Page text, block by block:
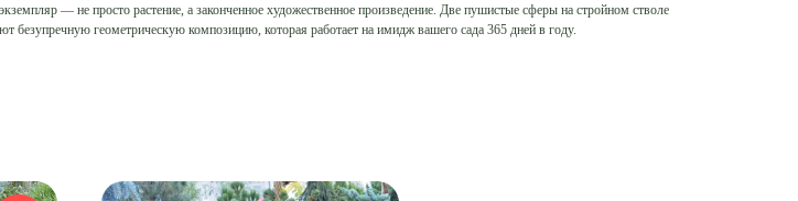
— не просто растение, а законченное художественное произведение. Две пушистые сферы на стройном стволе
безупречную геометрическую композицию, которая работает на имидж вашего сада 365 дней в году.